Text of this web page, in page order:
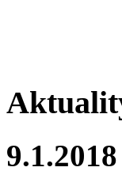
9.1.2018